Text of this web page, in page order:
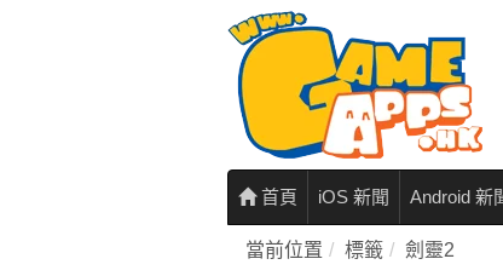
首頁 iOS 新聞 Android 新
當前位置 標籤 劍靈2